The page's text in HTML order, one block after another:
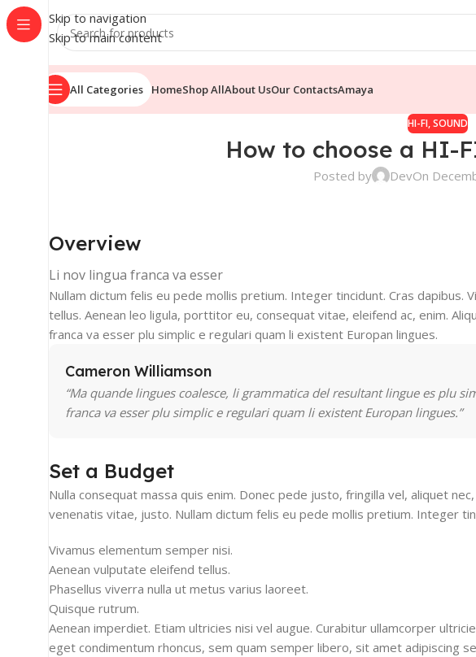
Skip to navigation
Skip to main content
All Categories HomeShop AllAbout UsOur ContactsAmaya
HI-FI,SOUND
How to choose a HI-
Posted by DevOn
Overview
Li nov lingua franca va esser
Nullam dictum felis eu pede mollis pretium. Integer tincidunt. Cras dapibus.
tellus. Aenean leo ligula, porttitor eu, consequat vitae, eleifend ac, enim.
franca va esser plu simplic e regulari quam li existent Europan lingues.
Cameron Williamson
“Ma quande lingues coalesce, li grammatica del resultant lingue es plu
franca va esser plu simplic e regulari quam li existent Europan lingues.”
Set a Budget
Nulla consequat massa quis enim. Donec pede justo, fringilla vel, aliquet
venenatis vitae, justo. Nullam dictum felis eu pede mollis pretium. Integer
Vivamus elementum semper nisi.
Aenean vulputate eleifend tellus.
Phasellus viverra nulla ut metus varius laoreet.
Quisque rutrum.
Aenean imperdiet. Etiam ultricies nisi vel augue. Curabitur ullamcorper
eget condimentum rhoncus, sem quam semper libero, sit amet adipiscing